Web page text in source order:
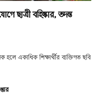
ছাত্রী বহিষ্কার, তদন্ত
হলে একাধিক শিক্ষার্থীর ব্যক্তিগত ছবি